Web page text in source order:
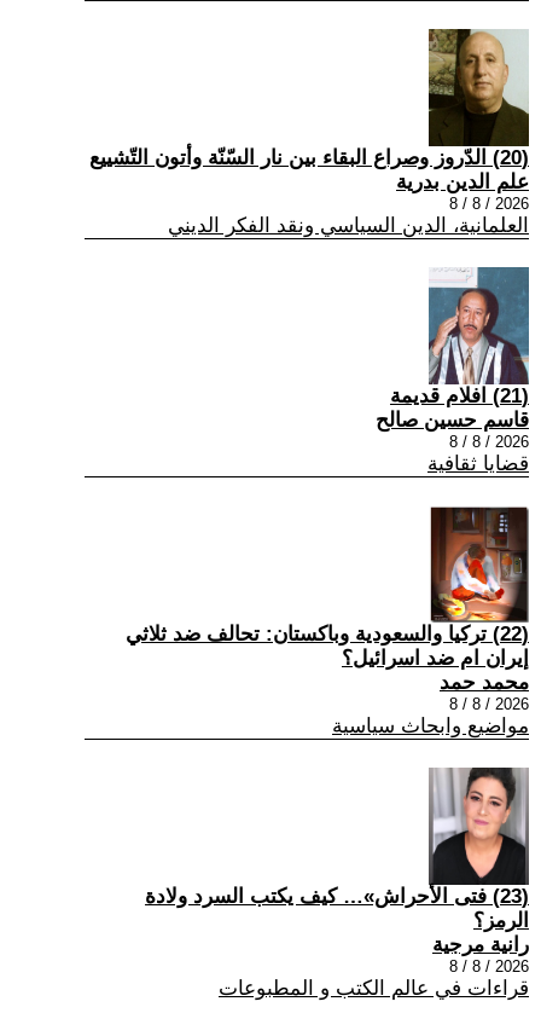
(20) الدّروز وصراع البقاء بين نار السّنّة وأتون التّشييع
علم الدين بدرية
2026 / 8 / 8
العلمانية، الدين السياسي ونقد الفكر الديني
(21) افلام قديمة
قاسم حسين صالح
2026 / 8 / 8
قضايا ثقافية
(22) تركيا والسعودية وباكستان: تحالف ضد ثلاثي
إيران ام ضد اسرائيل؟
محمد حمد
2026 / 8 / 8
مواضيع وابحاث سياسية
(23) فتى الأحراش»… كيف يكتب السرد ولادة
الرمز؟
رانية مرجية
2026 / 8 / 8
قراءات في عالم الكتب و المطبوعات